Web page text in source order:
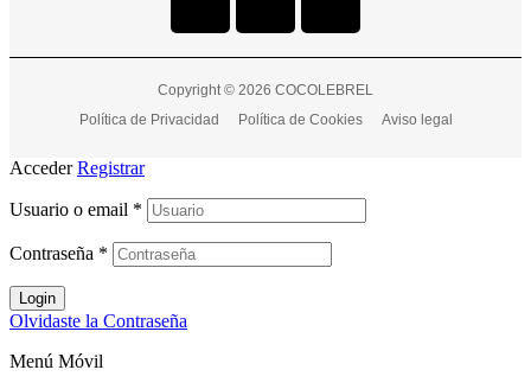
Copyright © 2026 COCOLEBREL
Política de Privacidad
Política de Cookies Aviso legal
Acceder Registrar
Usuario o email *
Contraseña *
Login
Olvidaste la Contraseña
Menú Móvil